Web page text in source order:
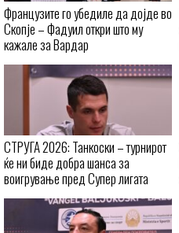
Французите го убедиле да дојде во
Скопје – Фадуил откри што му
кажале за Вардар
СТРУГА 2026: Танкоски – турнирот
ќе ни биде добра шанса за
воигрување пред Супер лигата